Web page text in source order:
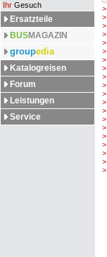
Ihr Gesuch
Ersatzteile
BUSMAGAZIN
groupedia
Katalogreisen
Forum
Leistungen
Service
>
>
>
>
>
>
>
>
>
>
>
>
>
>
>
>
>
>
>
>